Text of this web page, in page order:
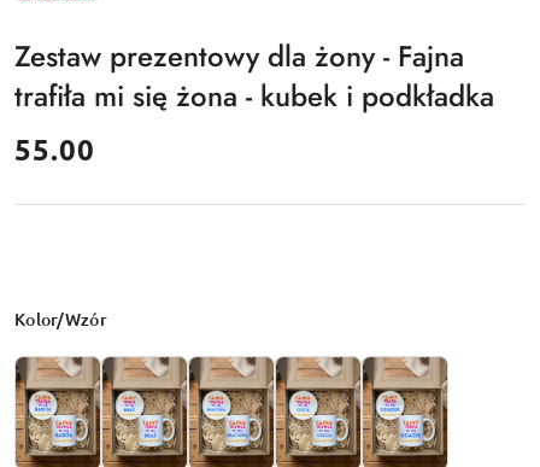
Zestaw prezentowy dla żony - Fajna
trafiła mi się żona - kubek i podkładka
cena:
55.00
Wariant
Kolor/Wzór